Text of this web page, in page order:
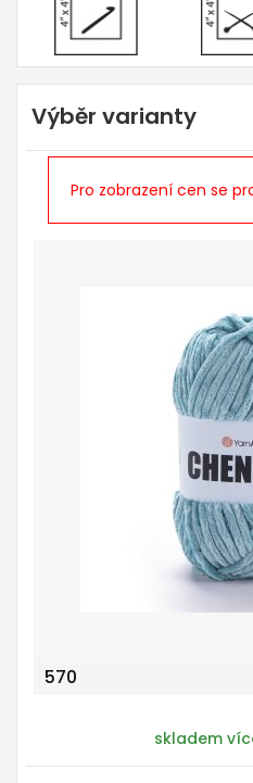
Výběr varianty
Pro zobrazení cen se
570
skladem